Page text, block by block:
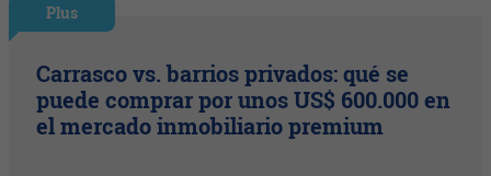
Plus
Carrasco vs. barrios privados: qué se
puede comprar por unos US$ 600.000 en
el mercado inmobiliario premium